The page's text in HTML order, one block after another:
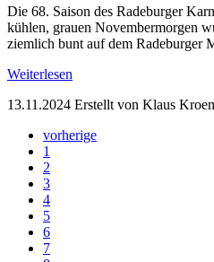
Die 68. Saison des Radeburger
kühlen, grauen Novembermorgen
ziemlich bunt auf dem Radeburger
Weiterlesen
13.11.2024 Erstellt von Klaus
vorherige
1
2
3
4
5
6
7